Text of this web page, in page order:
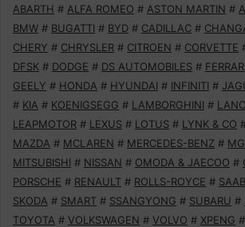
ABARTH # ALFA ROMEO # ASTON MARTIN #
BMW # BUGATTI # BYD # CADILLAC #
CHERY # CHRYSLER # CITROEN # CORVETTE
DFSK # DODGE # DS AUTOMOBILES # FERRARI
GEELY # HONDA # HYUNDAI # INFINITI #
# KIA # KOENIGSEGG # LAMBORGHINI #
LEAPMOTOR # LEXUS # LOTUS # LYNK & CO
MAZDA # MCLAREN # MERCEDES-BENZ #
MITSUBISHI # NISSAN # OMODA & JAECOO #
PORSCHE # RENAULT # ROLLS-ROYCE # SAAB
SKODA # SMART # SSANGYONG # SUBARU #
TOYOTA # VOLKSWAGEN # VOLVO # XPENG #